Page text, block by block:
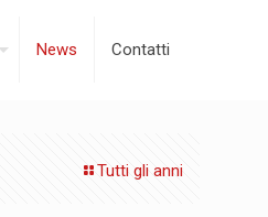
News Contatti
Tutti gli anni